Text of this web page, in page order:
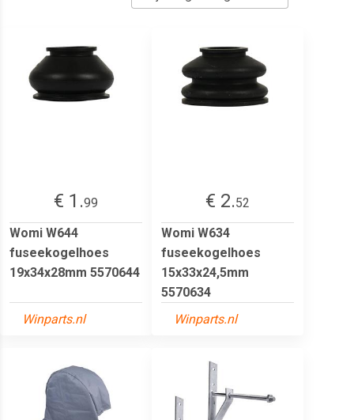
€ 1.99
Womi W644
fuseekogelhoes
19x34x28mm 5570644
Winparts.nl
€ 2.52
Womi W634
fuseekogelhoes
15x33x24,5mm
5570634
Winparts.nl